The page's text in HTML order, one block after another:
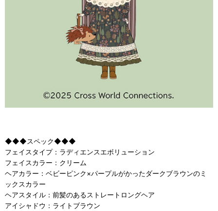
◆◆◆スペック◆◆◆
フェイスタイプ：ラディエンスエボリューション
フェイスカラー：クリーム
ヘアカラー：ベビーピンク×パープルがかったダークブラウンのミ
ックスカラー
ヘアスタイル：前髪のあるストレートロングヘア
アイシャドウ：ライトブラウン